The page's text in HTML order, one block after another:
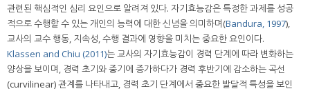
관련된 핵심적인 심리 요인으로 알려져 있다. 자기효능감은 특정한 과제를 성공
적으로 수행할 수 있는 개인의 능력에 대한 신념을 의미하며(Bandura, 1997),
교사의 교수 행동, 지속성, 수행 결과에 영향을 미치는 중요한 요인이다.
Klassen and Chiu (2011)는 교사의 자기효능감이 경력 단계에 따라 변화하는
양상을 보이며, 경력 초기와 중기에 증가하다가 경력 후반기에 감소하는 곡선
(curvilinear) 관계를 나타내고, 경력 초기 단계에서 중요한 발달적 특성을 보인